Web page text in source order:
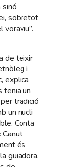
sinó
sobretot
voraviu”.
de teixir
i
explica
tenia un
tradició
un nucli
Conta
Canut
és
guiadora,